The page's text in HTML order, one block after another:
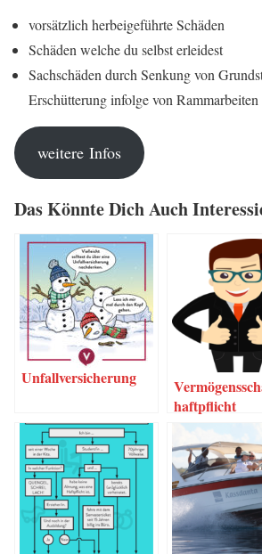
vor­sätz­lich her­bei­ge­führ­te Schäden
Schä­den wel­che du selbst erleidest
Sach­schä­den durch Sen­kung von
Erschüt­te­rung infol­ge von Rammarbeiten
wei­te­re Infos
Das Könn­te Dich Auch
Unfall­ver­si­che­rung
haft­pflicht